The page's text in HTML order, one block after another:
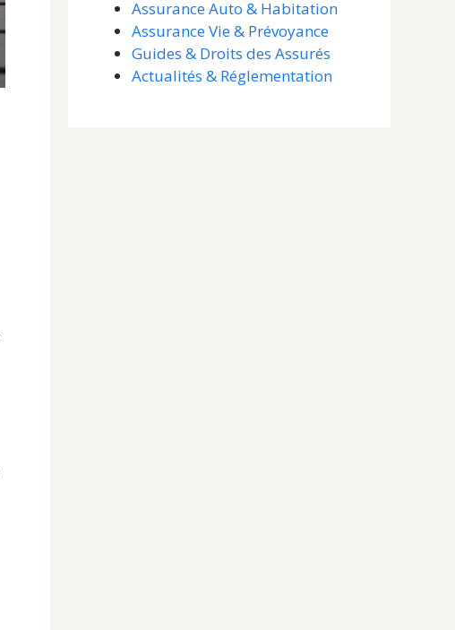
Assurance Auto & Habitation
Assurance Vie & Prévoyance
Guides & Droits des Assurés
Actualités & Réglementation